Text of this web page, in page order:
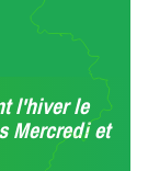
l'hiver le
Mercredi et